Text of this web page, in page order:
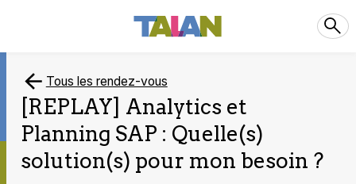
Tous les rendez-vous
[REPLAY] Analytics et
Planning SAP : Quelle(s)
solution(s) pour mon besoin ?